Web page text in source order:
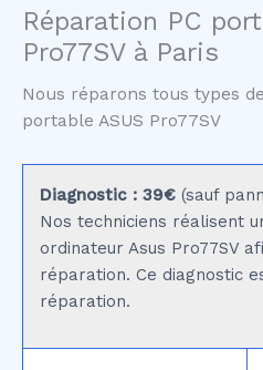
Réparation PC
Pro77SV à Paris
Nous réparons tous types
portable ASUS Pro77SV
Diagnostic : 39€ (sauf
Nos techniciens réalisent
ordinateur Asus Pro77SV
réparation. Ce diagnostic
réparation.